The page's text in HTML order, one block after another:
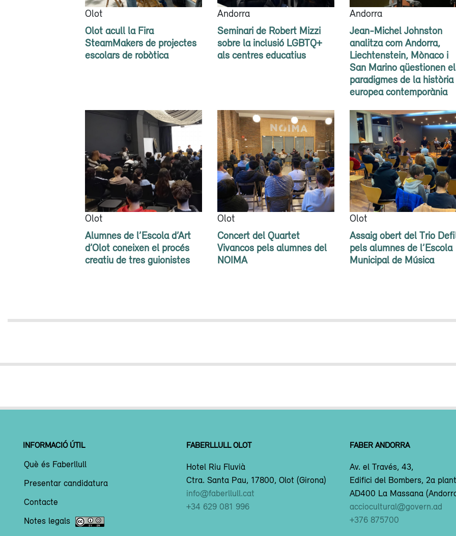
Olot
Olot acull la Fira
SteamMakers de projectes
escolars de robòtica
Andorra
Seminari de Robert Mizzi
sobre la inclusió LGBTQ+
als centres educatius
Andorra
Jean-Michel Johnston
analitza com Andorra,
Liechtenstein, Mònaco i
San Marino qüestionen
paradigmes de la història
europea contemporània
Olot
Alumnes de l’Escola d’Art
d’Olot coneixen el procés
creatiu de tres guionistes
Olot
Concert del Quartet
Vivancos pels alumnes del
NOIMA
Olot
Assaig obert del Trio
pels alumnes de l’Escola
Municipal de Música
INFORMACIÓ ÚTIL
Què és Faberllull
Presentar candidatura
Contacte
Notes legals
FABERLLULL OLOT
Hotel Riu Fluvià
Ctra. Santa Pau, 17800, Olot (Girona)
info@faberllull.cat
+34 629 081 996
FABER ANDORRA
Av. el Través, 43,
Edifici del Bombers, 2a
AD400 La Massana
acciocultural@govern.ad
+376 875700